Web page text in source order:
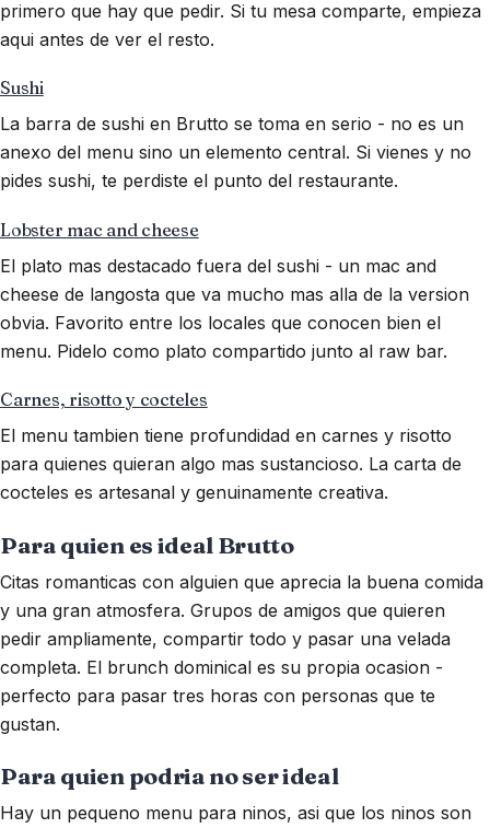
primero que hay que pedir. Si tu mesa comparte, empieza
aqui antes de ver el resto.
Sushi
La barra de sushi en Brutto se toma en serio - no es un
anexo del menu sino un elemento central. Si vienes y no
pides sushi, te perdiste el punto del restaurante.
Lobster mac and cheese
El plato mas destacado fuera del sushi - un mac and
cheese de langosta que va mucho mas alla de la version
obvia. Favorito entre los locales que conocen bien el
menu. Pidelo como plato compartido junto al raw bar.
Carnes, risotto y cocteles
El menu tambien tiene profundidad en carnes y risotto
para quienes quieran algo mas sustancioso. La carta de
cocteles es artesanal y genuinamente creativa.
Para quien es ideal Brutto
Citas romanticas con alguien que aprecia la buena comida
y una gran atmosfera. Grupos de amigos que quieren
pedir ampliamente, compartir todo y pasar una velada
completa. El brunch dominical es su propia ocasion -
perfecto para pasar tres horas con personas que te
gustan.
Para quien podria no ser ideal
Hay un pequeno menu para ninos, asi que los ninos son